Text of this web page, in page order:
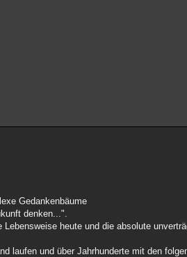
Gedankenbäume
denken...".
heute und die absolute
laufen und über Jahrhunderte mit den